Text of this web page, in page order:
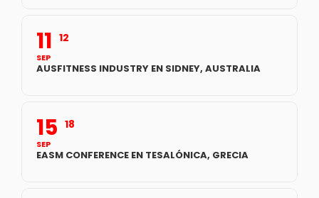
11
SEP
12
AUSFITNESS INDUSTRY EN SIDNEY, AUSTRALIA
15
SEP
18
EASM CONFERENCE EN TESALÓNICA, GRECIA